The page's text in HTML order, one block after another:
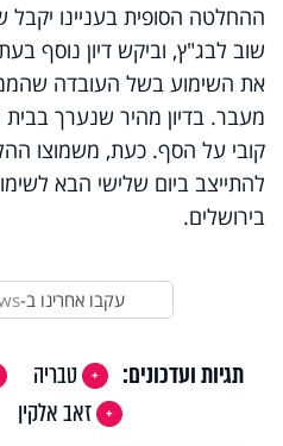
ההחלטה הסופית בעניינו
שוב לבג"ץ, וביקש דיון נוסף
את השימוע בשל העובדה
מעבר. בדיון מהיר שנערך
קובי על הסף. כעת, משמוצו
להתייצב ביום שלישי הבא
בירושלים.
עקבו אחרינו ב-
תגיות ועדכונים: טבריה
זאב אלקין